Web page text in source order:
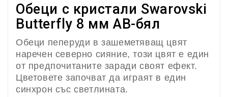
Обеци с кристали Swarovski
Butterfly 8 мм AB-бял
Обеци пеперуди в зашеметяващ цвят
наречен северно сияние, този цвят е един
от предпочитаните заради своят ефект.
Цветовете започват да играят в един
синхрон със светлината.